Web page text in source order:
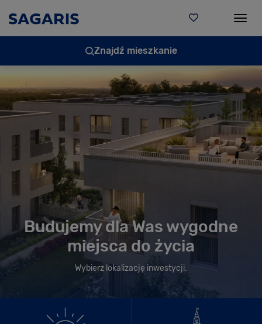
Znajdź mieszkanie
Budujemy dla Was wygodne
miejsca do życia
Wybierz lokalizację inwestycji: